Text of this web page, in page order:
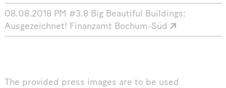
08.08.2018 PM #3.8 Big Beautiful Buildings:
Ausgezeichnet! Finanzamt Bochum-Süd
The provided press images are to be used